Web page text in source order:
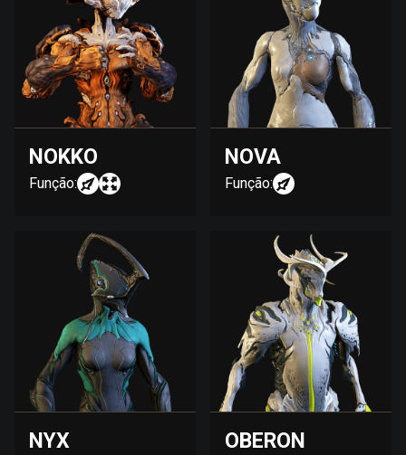
NOKKO
Função:
NOVA
Função:
NYX OBERON